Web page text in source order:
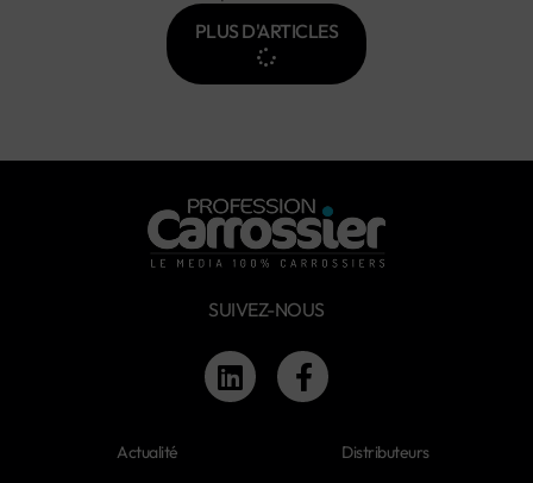
PLUS D'ARTICLES
SUIVEZ-NOUS
Actualité
Distributeurs